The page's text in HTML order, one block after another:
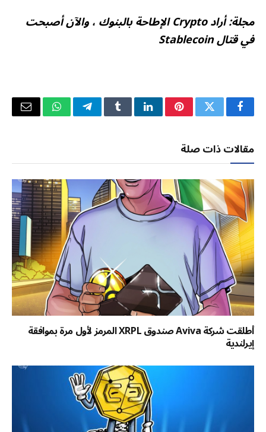
مجلة:
أراد Crypto الإطاحة بالبنوك ، والآن أصبحت
في قتال Stablecoin
فيسبوكتويتر بينتيريستلينكدإنTumblrتيلقرامواتسابالبريد
مقالات ذات صلة
أطلقت شركة Aviva صندوق XRPL المرمز لأول مرة بموافقة
إيرلندية